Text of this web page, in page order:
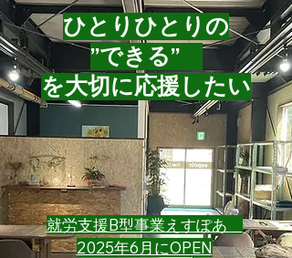
​ひとりひとりの
”できる”
を大切に応援したい
就労支援B型事業えすぽあ
2025年6月にOPEN